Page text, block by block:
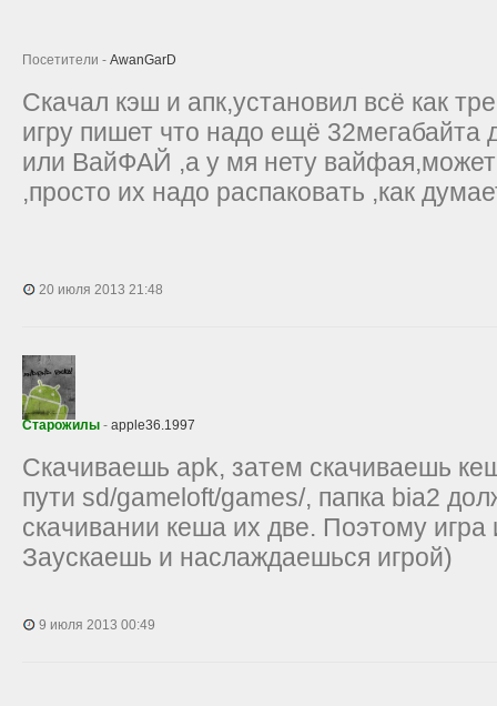
Посетители - AwanGarD
Скачал кэш и апк,установил всё как
игру пишет что надо ещё 32мегабайта
или ВайФАЙ ,а у мя нету
,просто их надо распаковать ,как
20 июля 2013 21:48
Старожилы - apple36.1997
Скачиваешь apk, затем скачиваешь
пути sd/gameloft/games/, папка bia2
скачивании кеша их две. Поэтому игра
Заускаешь и наслаждаешься игрой)
9 июля 2013 00:49